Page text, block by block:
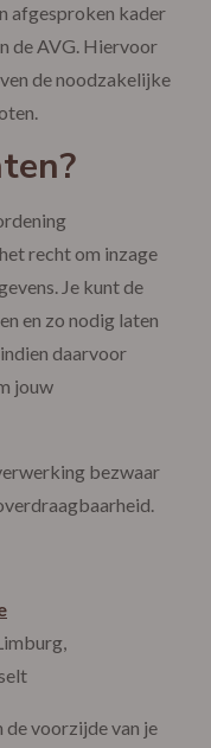
afgesproken kader
de AVG. Hiervoor
de noodzakelijke
recht om inzage
Je kunt de
en zo nodig laten
daarvoor
jouw
bezwaar
de voorzijde van je